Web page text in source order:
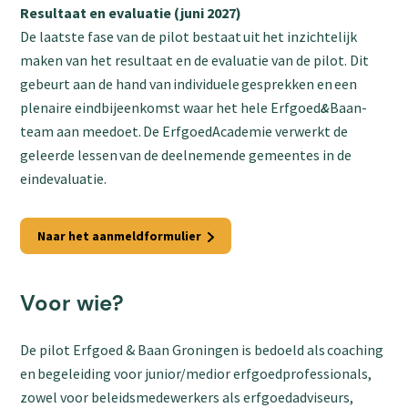
Resultaat en evaluatie (juni 2027)
De laatste fase van de pilot bestaat uit het inzichtelijk
maken van het resultaat en de evaluatie van de pilot. Dit
gebeurt aan de hand van individuele gesprekken en een
plenaire eindbijeenkomst waar het hele Erfgoed&Baan-
team aan meedoet. De ErfgoedAcademie verwerkt de
geleerde lessen van de deelnemende gemeentes in de
eindevaluatie.
Naar het aanmeldformulier
Voor wie?
De pilot Erfgoed & Baan Groningen is bedoeld als coaching
en begeleiding voor junior/medior erfgoedprofessionals,
zowel voor beleidsmedewerkers als erfgoedadviseurs,